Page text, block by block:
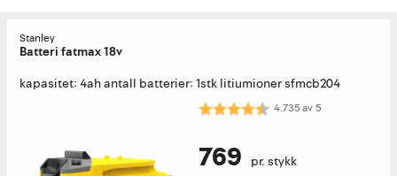
Stanley
Batteri fatmax 18v
kapasitet: 4ah antall batterier: 1stk litiumioner sfmcb204
Karakter: 4.7 av 5 mulige
4.735av5
769 pr. stykk